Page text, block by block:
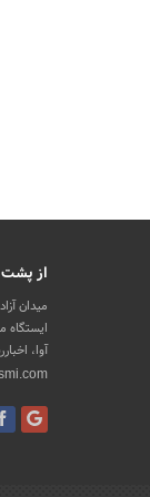
از پشت
میدان
ایستگاه
آوا،